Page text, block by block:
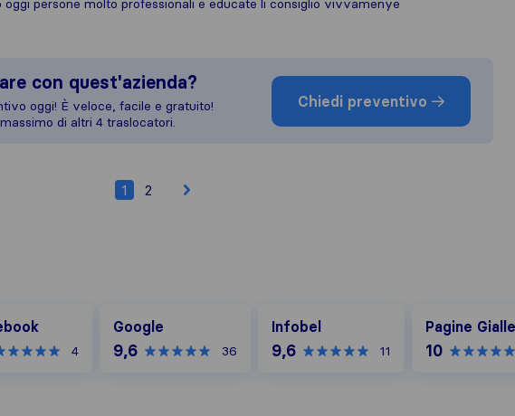
oggi persone molto professionali e educate li consiglio vivvamenye
con quest'azienda?
oggi! È veloce, facile e gratuito!
di altri 4 traslocatori.
Chiedi preventivo
1 2
4
Google
9,6 36
Infobel
9,6 11
Pagine Gialle
10